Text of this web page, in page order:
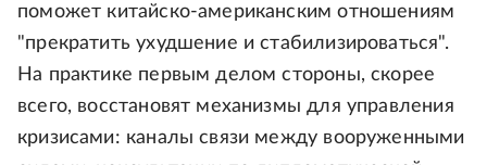
поможет китайско-американским отношениям
"прекратить ухудшение и стабилизироваться".
На практике первым делом стороны, скорее
всего, восстановят механизмы для управления
кризисами: каналы связи между вооруженными